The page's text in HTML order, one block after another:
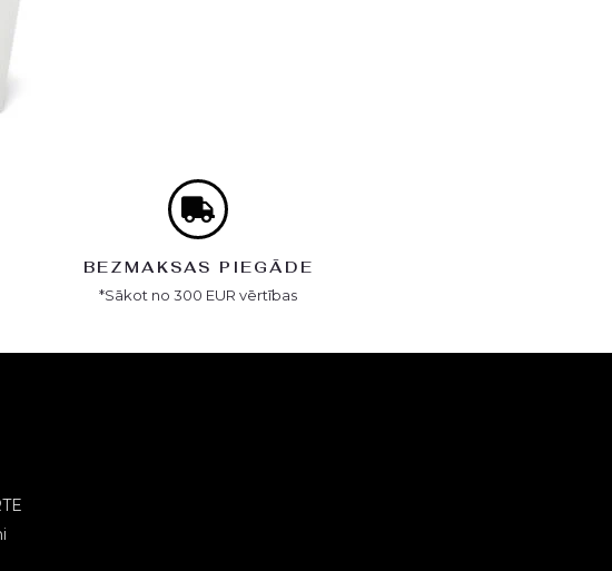
BEZMAKSAS PIEGĀDE
*Sākot no 300 EUR vērtības